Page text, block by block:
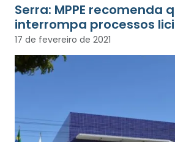
Serra: MPPE recomenda
interrompa processos
17 de fevereiro de 2021